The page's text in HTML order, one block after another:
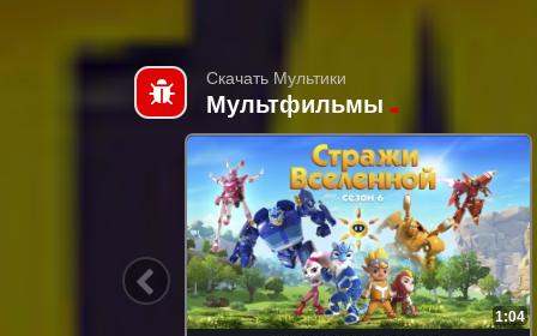
Скачать Мультики
Мультфильмы
1:04